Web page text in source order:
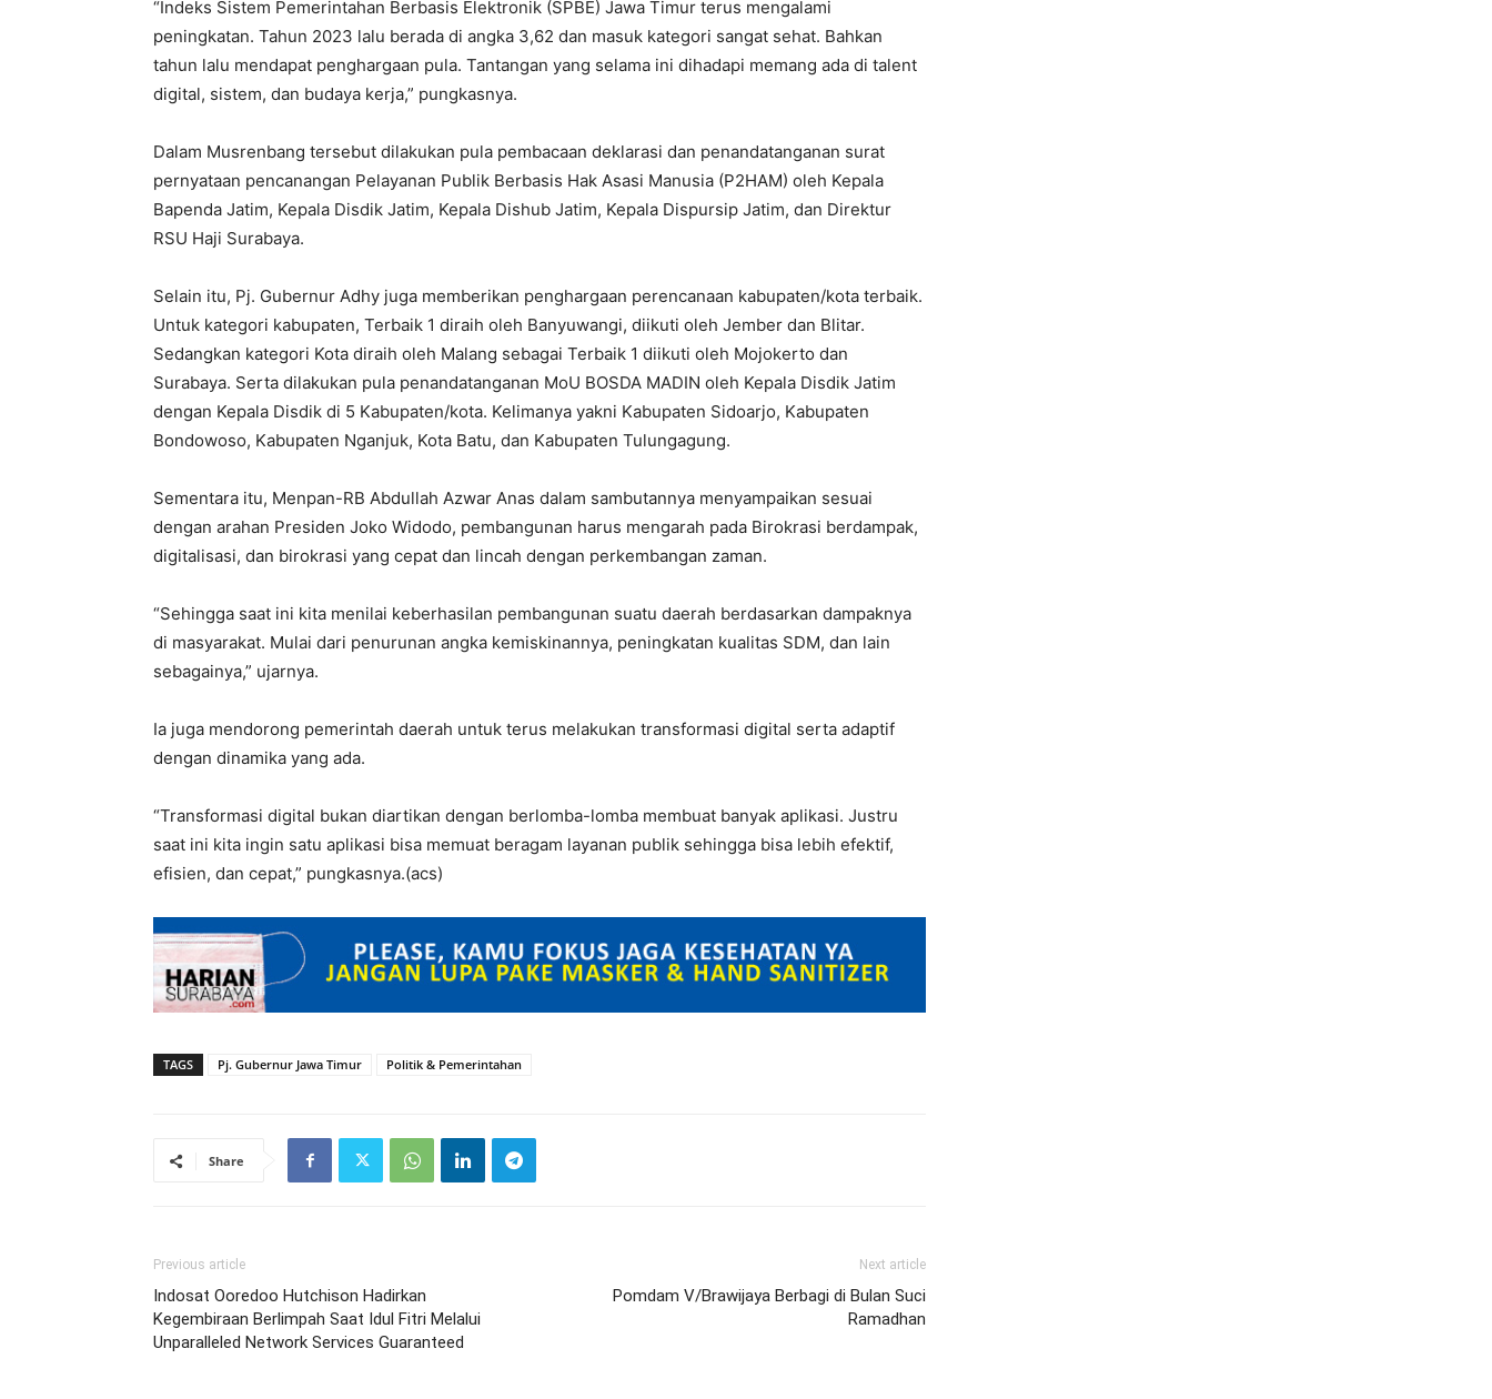
“Indeks Sistem Pemerintahan Berbasis Elektronik (SPBE) Jawa Timur terus mengalami
peningkatan. Tahun 2023 lalu berada di angka 3,62 dan masuk kategori sangat sehat. Bahkan
tahun lalu mendapat penghargaan pula. Tantangan yang selama ini dihadapi memang ada di talent
digital, sistem, dan budaya kerja,” pungkasnya.
Dalam Musrenbang tersebut dilakukan pula pembacaan deklarasi dan penandatanganan surat
pernyataan pencanangan Pelayanan Publik Berbasis Hak Asasi Manusia (P2HAM) oleh Kepala
Bapenda Jatim, Kepala Disdik Jatim, Kepala Dishub Jatim, Kepala Dispursip Jatim, dan Direktur
RSU Haji Surabaya.
Selain itu, Pj. Gubernur Adhy juga memberikan penghargaan perencanaan kabupaten/kota terbaik.
Untuk kategori kabupaten, Terbaik 1 diraih oleh Banyuwangi, diikuti oleh Jember dan Blitar.
Sedangkan kategori Kota diraih oleh Malang sebagai Terbaik 1 diikuti oleh Mojokerto dan
Surabaya. Serta dilakukan pula penandatanganan MoU BOSDA MADIN oleh Kepala Disdik Jatim
dengan Kepala Disdik di 5 Kabupaten/kota. Kelimanya yakni Kabupaten Sidoarjo, Kabupaten
Bondowoso, Kabupaten Nganjuk, Kota Batu, dan Kabupaten Tulungagung.
Sementara itu, Menpan-RB Abdullah Azwar Anas dalam sambutannya menyampaikan sesuai
dengan arahan Presiden Joko Widodo, pembangunan harus mengarah pada Birokrasi berdampak,
digitalisasi, dan birokrasi yang cepat dan lincah dengan perkembangan zaman.
“Sehingga saat ini kita menilai keberhasilan pembangunan suatu daerah berdasarkan dampaknya
di masyarakat. Mulai dari penurunan angka kemiskinannya, peningkatan kualitas SDM, dan lain
sebagainya,” ujarnya.
Ia juga mendorong pemerintah daerah untuk terus melakukan transformasi digital serta adaptif
dengan dinamika yang ada.
“Transformasi digital bukan diartikan dengan berlomba-lomba membuat banyak aplikasi. Justru
saat ini kita ingin satu aplikasi bisa memuat beragam layanan publik sehingga bisa lebih efektif,
efisien, dan cepat,” pungkasnya.(acs)
TAGS Pj. Gubernur Jawa Timur Politik & Pemerintahan
Share
Previous article
Indosat Ooredoo Hutchison Hadirkan
Kegembiraan Berlimpah Saat Idul Fitri Melalui
Unparalleled Network Services Guaranteed
Next article
Pomdam V/Brawijaya Berbagi di Bulan Suci
Ramadhan